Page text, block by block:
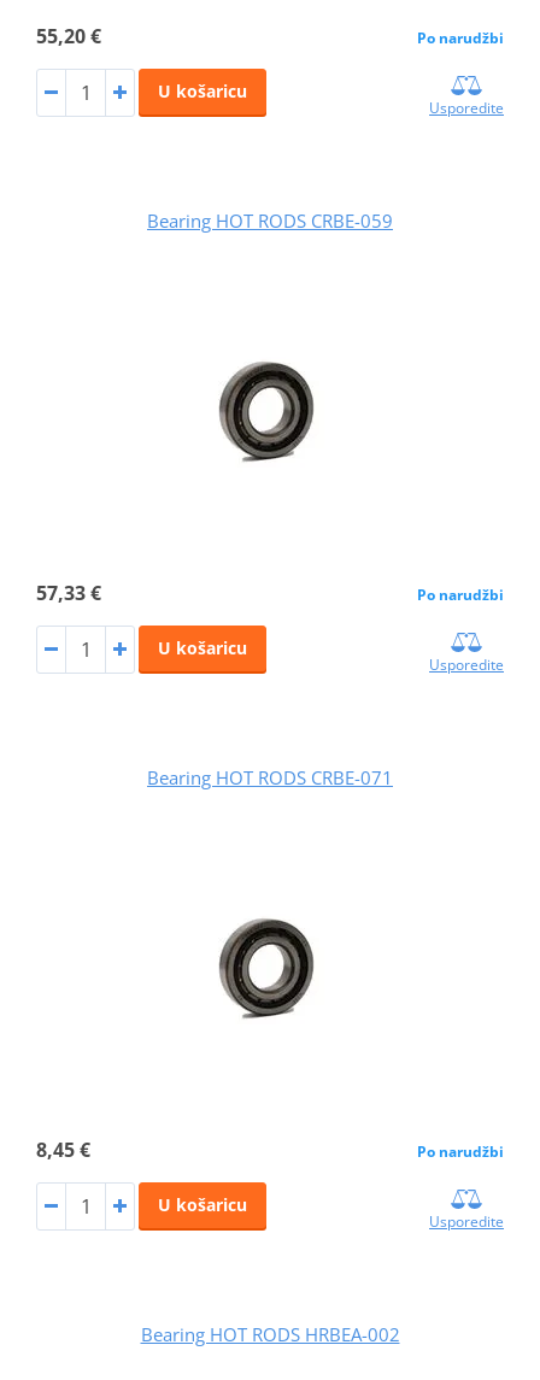
55,20 € Po narudžbi
U košaricu
Usporedite
Bearing HOT RODS CRBE-059
57,33 € Po narudžbi
U košaricu
Usporedite
Bearing HOT RODS CRBE-071
8,45 € Po narudžbi
U košaricu
Usporedite
Bearing HOT RODS HRBEA-002